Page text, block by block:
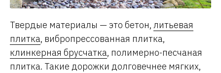
Твердые материалы — это бетон, литьевая
плитка, вибропрессованная плитка,
клинкерная брусчатка, полимерно-песчаная
плитка. Такие дорожки долговечнее мягких,